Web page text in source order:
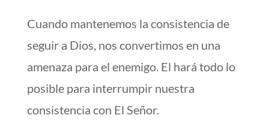
Cuando mantenemos la consistencia de
seguir a Dios, nos convertimos en una
amenaza para el enemigo. El hará todo lo
posible para interrumpir nuestra
consistencia con El Señor.